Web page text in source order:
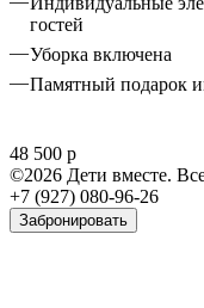
гостей
Уборка включена
Памятный подарок
48 500 р
©2026 Дети вместе.
+7 (927) 080-96-26
Забронировать